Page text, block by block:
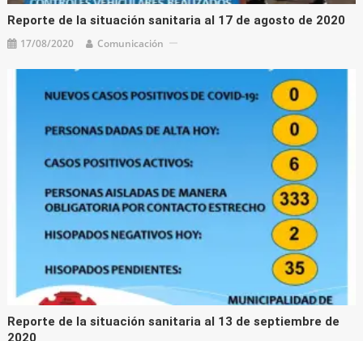
Reporte de la situación sanitaria al 17 de agosto de 2020
17/08/2020 Comunicación
Reporte de la situación sanitaria al 13 de septiembre de